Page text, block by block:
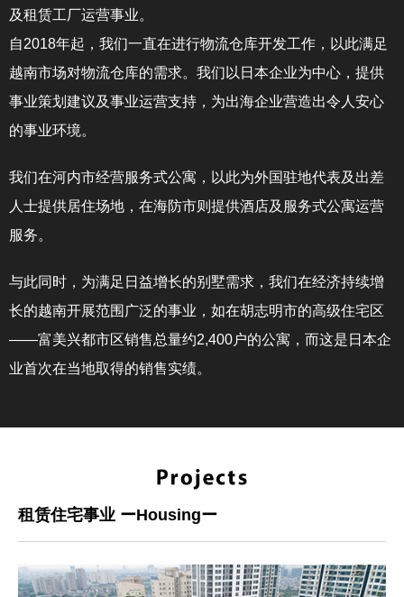
及租赁工厂运营事业。
自2018年起，我们一直在进行物流仓库开发工作，以此满足
越南市场对物流仓库的需求。我们以日本企业为中心，提供
事业策划建议及事业运营支持，为出海企业营造出令人安心
的事业环境。
我们在河内市经营服务式公寓，以此为外国驻地代表及出差
人士提供居住场地，在海防市则提供酒店及服务式公寓运营
服务。
与此同时，为满足日益增长的别墅需求，我们在经济持续增
长的越南开展范围广泛的事业，如在胡志明市的高级住宅区
——富美兴都市区销售总量约2,400户的公寓，而这是日本企
业首次在当地取得的销售实绩。
租赁住宅事业 ーHousingー